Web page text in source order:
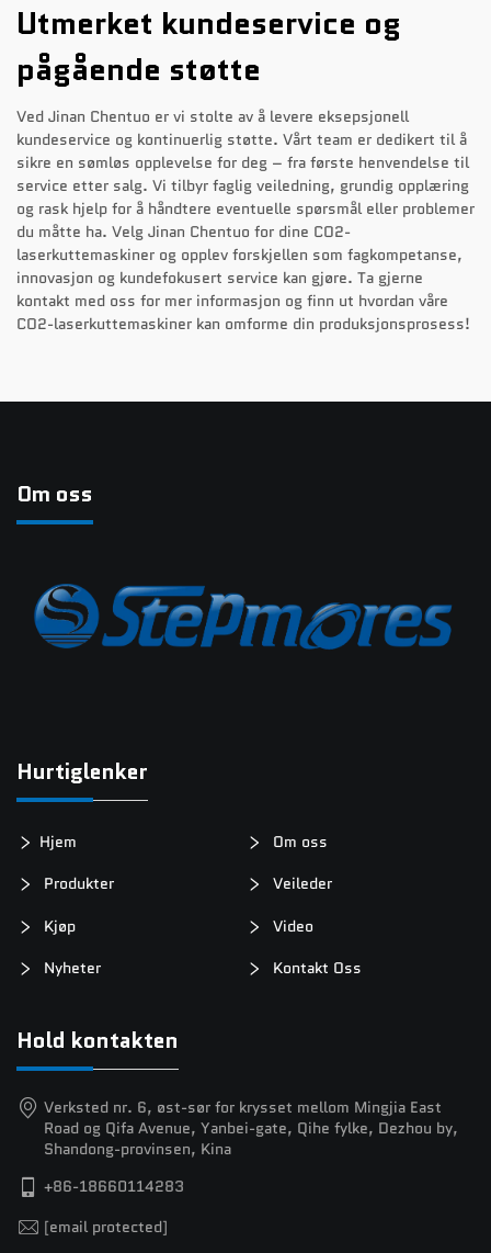
Utmerket kundeservice og
pågående støtte
Ved Jinan Chentuo er vi stolte av å levere eksepsjonell
kundeservice og kontinuerlig støtte. Vårt team er dedikert til å
sikre en sømløs opplevelse for deg – fra første henvendelse til
service etter salg. Vi tilbyr faglig veiledning, grundig opplæring
og rask hjelp for å håndtere eventuelle spørsmål eller problemer
du måtte ha. Velg Jinan Chentuo for dine CO2-
laserkuttemaskiner og opplev forskjellen som fagkompetanse,
innovasjon og kundefokusert service kan gjøre. Ta gjerne
kontakt med oss for mer informasjon og finn ut hvordan våre
CO2-laserkuttemaskiner kan omforme din produksjonsprosess!
Om oss
Hurtiglenker
Hjem
Om oss
Produkter
Veileder
Kjøp
Video
Nyheter
Kontakt Oss
Hold kontakten
Verksted nr. 6, øst-sør for krysset mellom Mingjia East
Road og Qifa Avenue, Yanbei-gate, Qihe fylke, Dezhou by,
Shandong-provinsen, Kina
+86-18660114283
[email protected]